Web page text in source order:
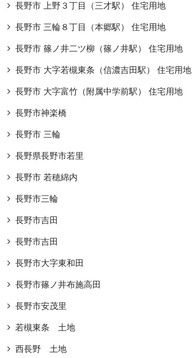
長野市 上野３丁目（三才駅） 住宅用地
長野市 三輪８丁目（本郷駅） 住宅用地
長野市 篠ノ井二ツ柳（篠ノ井駅） 住宅用地
長野市 大字若槻東条（信濃吉田駅） 住宅用地
長野市 大字富竹（附属中学前駅） 住宅用地
長野市神楽橋
長野市 三輪
長野県長野市若里
長野市 若穂綿内
長野市三輪
長野市吉田
長野市吉田
長野市大字東和田
長野市篠ノ井布施高田
長野市安茂里
若槻東条 土地
西長野 土地